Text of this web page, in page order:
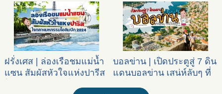
ฝรั่งเศส | ล่องเรือชมแม่น้ำ
แซน สัมผัสหัวใจแห่งปารีส
บอลข่าน | เปิดประตูสู่ 7 ดิน
แดนบอลข่าน เสน่ห์ลับๆ ที่